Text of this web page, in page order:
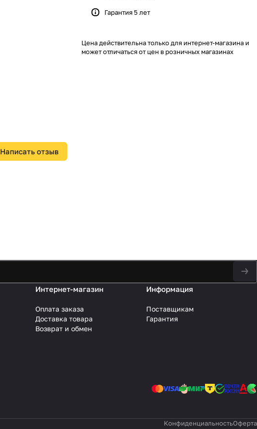
Гарантия 5 лет
Цена действительна только для интернет-магазина и
может отличаться от цен в розничных магазинах
Написать отзыв
Интернет-магазин
Оплата заказа
Доставка товара
Возврат и обмен
Информация
Поставщикам
Гарантия
КонфиденциальностьОферта